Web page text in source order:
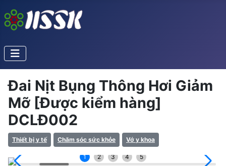
Đai Nịt Bụng Thông Hơi Giảm
Mỡ [Được kiểm hàng]
DCLĐ002
Thiết bị y tế Chăm sóc sức khỏe Vớ y khoa
1 2 3 4 5